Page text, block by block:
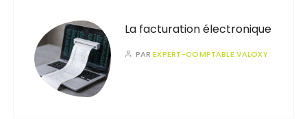
La facturation électronique
PAREXPERT-COMPTABLE VALOXY